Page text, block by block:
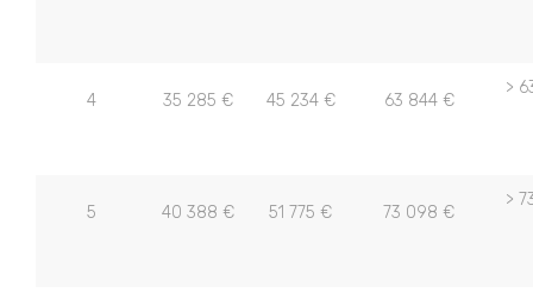
4 35 285 € 45 234 € 63 844 €
>
5 40 388 € 51 775 € 73 098 €
>